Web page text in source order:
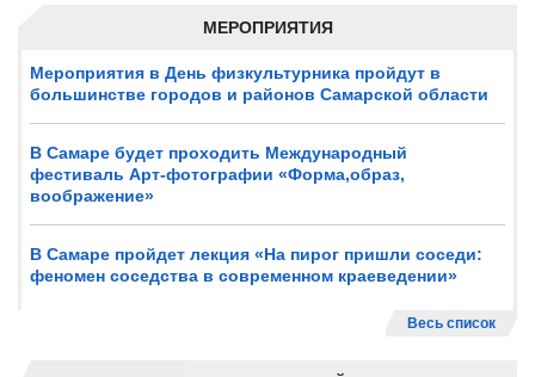
МЕРОПРИЯТИЯ
Мероприятия в День физкультурника пройдут в
большинстве городов и районов Самарской области
В Самаре будет проходить Международный
фестиваль Арт-фотографии «Форма,образ,
воображение»
В Самаре пройдет лекция «На пирог пришли соседи:
феномен соседства в современном краеведении»
Весь список